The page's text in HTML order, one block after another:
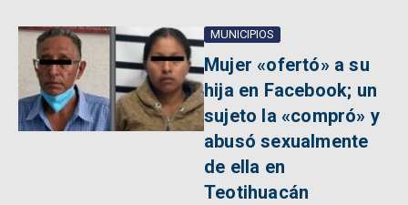
MUNICIPIOS
Mujer «ofertó» a su
hija en Facebook; un
sujeto la «compró» y
abusó sexualmente
de ella en
Teotihuacán